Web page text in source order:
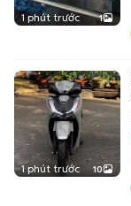
1 phút trước 1
1 phút trước 10